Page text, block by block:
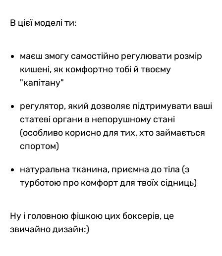
В цієї моделі ти:
маєш змогу самостійно регулювати розмір
кишені, як комфортно тобі й твоєму
"капітану"
регулятор, який дозволяє підтримувати ваші
статеві органи в непорушному стані
(особливо корисно для тих, хто займається
спортом)
натуральна тканина, приємна до тіла (з
турботою про комфорт для твоїх сідниць)
Ну і головною фішкою цих боксерів, це
звичайно дизайн:)